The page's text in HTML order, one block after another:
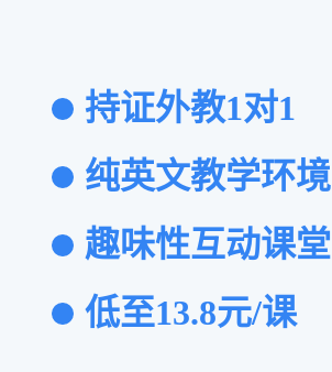
持证外教1对1
纯英文教学环境
趣味性互动课堂
低至13.8元/课